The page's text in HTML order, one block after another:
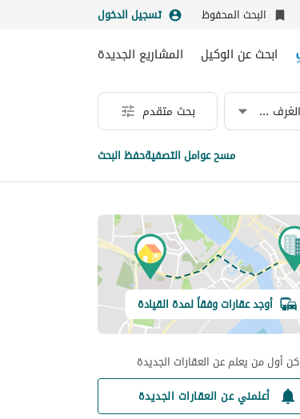
البحث المحفوظ تسجيل الدخول
ابحث عن الوكيل المشاريع الجديدة
عدد الغرف & الحمامات بحث متقدم
مسح عوامل التصفيةحفظ البحث
أوجد عقارات وفقاً لمدة القيادة
كن أول من يعلم عن العقارات الجديدة
أعلمني عن العقارات الجديدة